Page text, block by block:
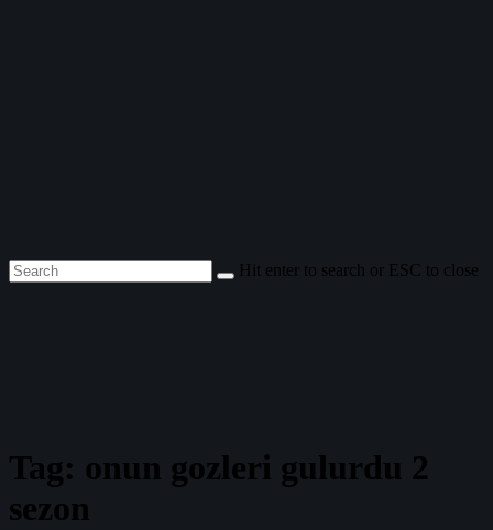
Hit enter to search or ESC to close
Tag: onun gozleri gulurdu 2
sezon